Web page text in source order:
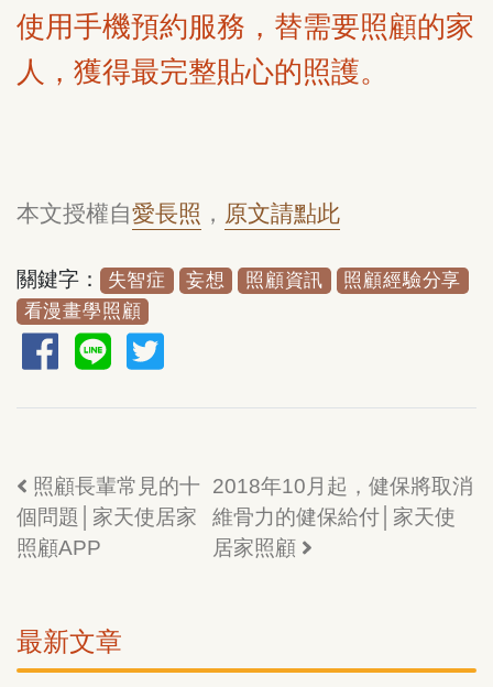
使用手機預約服務，替需要照顧的家
人，獲得最完整貼心的照護。
本文授權自愛長照 ， 原文請點此
關鍵字： 失智症 妄想 照顧資訊
照顧經驗分享
看漫畫學照顧
照顧長輩常見的十
個問題│家天使居家
照顧APP
2018年10月起，健保將取消
維骨力的健保給付│家天使
居家照顧
最新文章